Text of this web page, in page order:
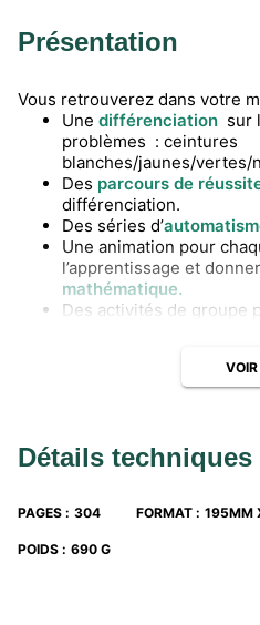
Présentation
Vous retrouverez dans votre
Une différenciation sur
problèmes : ceintures
blanches/jaunes/vertes/
Des parcours de
différenciation.
Des séries d’
Une animation pour
l’apprentissage et
mathématique.
Des activités de groupe
entre
exercices
Détails techniques
PAGES : 304 FORMAT : 195MM
POIDS : 690 G